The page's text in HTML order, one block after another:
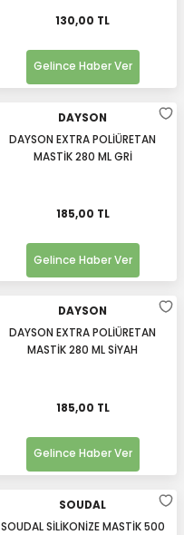
130,00 TL
Gelince Haber Ver
DAYSON
DAYSON EXTRA POLİÜRETAN
MASTİK 280 ML GRİ
185,00 TL
Gelince Haber Ver
DAYSON
DAYSON EXTRA POLİÜRETAN
MASTİK 280 ML SİYAH
185,00 TL
Gelince Haber Ver
SOUDAL
SOUDAL SİLİKONİZE MASTİK 500